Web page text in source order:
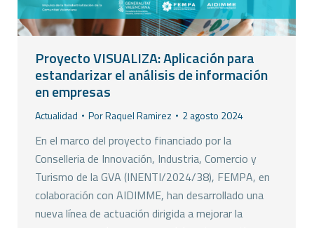
Proyecto VISUALIZA: Aplicación para
estandarizar el análisis de información
en empresas
Actualidad PorRaquel Ramirez 2 agosto 2024
En el marco del proyecto financiado por la
Conselleria de Innovación, Industria, Comercio y
Turismo de la GVA (INENTI/2024/38), FEMPA, en
colaboración con AIDIMME, han desarrollado una
nueva línea de actuación dirigida a mejorar la